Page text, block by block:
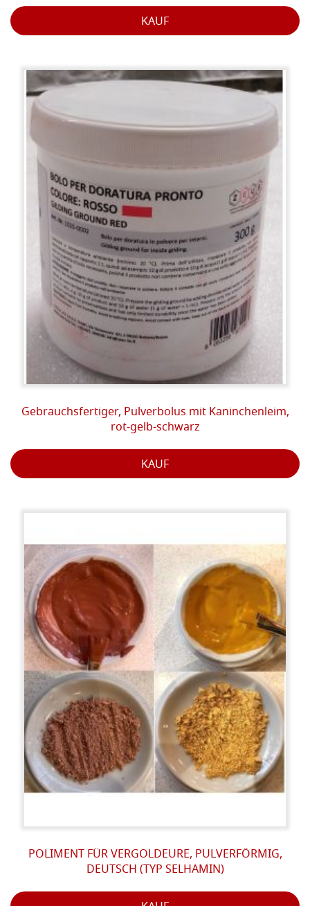
KAUF
Gebrauchsfertiger, Pulverbolus mit Kaninchenleim,
rot-gelb-schwarz
KAUF
POLIMENT FÜR VERGOLDEURE, PULVERFÖRMIG,
DEUTSCH (TYP SELHAMIN)